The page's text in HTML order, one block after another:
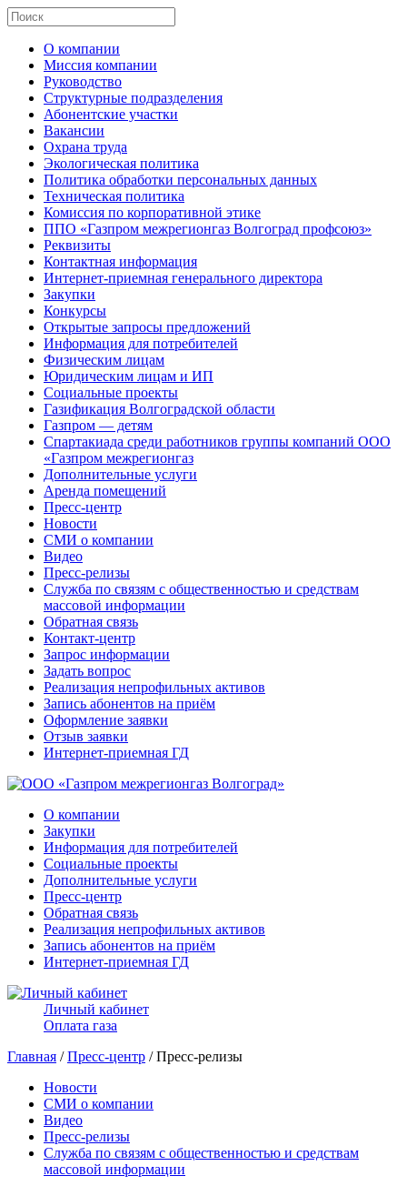
О компании
Миссия компании
Руководство
Структурные подразделения
Абонентские участки
Вакансии
Охрана труда
Экологическая политика
Политика обработки персональных данных
Техническая политика
Комиссия по корпоративной этике
ППО «Газпром межрегионгаз Волгоград профсоюз»
Реквизиты
Контактная информация
Интернет-приемная генерального директора
Закупки
Конкурсы
Открытые запросы предложений
Информация для потребителей
Физическим лицам
Юридическим лицам и ИП
Социальные проекты
Газификация Волгоградской области
Газпром — детям
Спартакиада среди работников группы компаний ООО
«Газпром межрегионгаз
Дополнительные услуги
Аренда помещений
Пресс-центр
Новости
СМИ о компании
Видео
Пресс-релизы
Служба по связям с общественностью и средствам
массовой информации
Обратная связь
Контакт-центр
Запрос информации
Задать вопрос
Реализация непрофильных активов
Запись абонентов на приём
Оформление заявки
Отзыв заявки
Интернет-приемная ГД
О компании
Закупки
Информация для потребителей
Социальные проекты
Дополнительные услуги
Пресс-центр
Обратная связь
Реализация непрофильных активов
Запись абонентов на приём
Интернет-приемная ГД
Личный кабинет
Оплата газа
Главная /Пресс-центр / Пресс-релизы
Новости
СМИ о компании
Видео
Пресс-релизы
Служба по связям с общественностью и средствам
массовой информации